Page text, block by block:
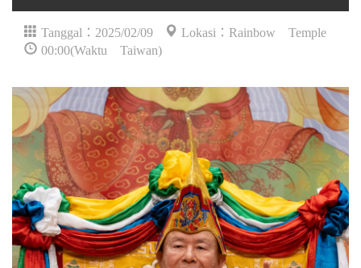
Tanggal：2025/02/09
Lokasi：Rainbow Temple
00:00(Waktu Taiwan)